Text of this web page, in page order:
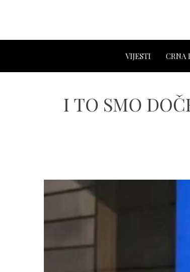
VIJESTI CRNA
I TO SMO